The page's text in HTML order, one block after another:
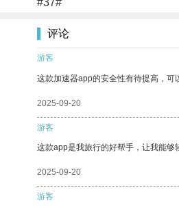
#37#
评论
游客
这款加速器app的安全性有待提高，可
2025-09-20
游客
这款app是我旅行的好帮手，让我能够
2025-09-20
游客